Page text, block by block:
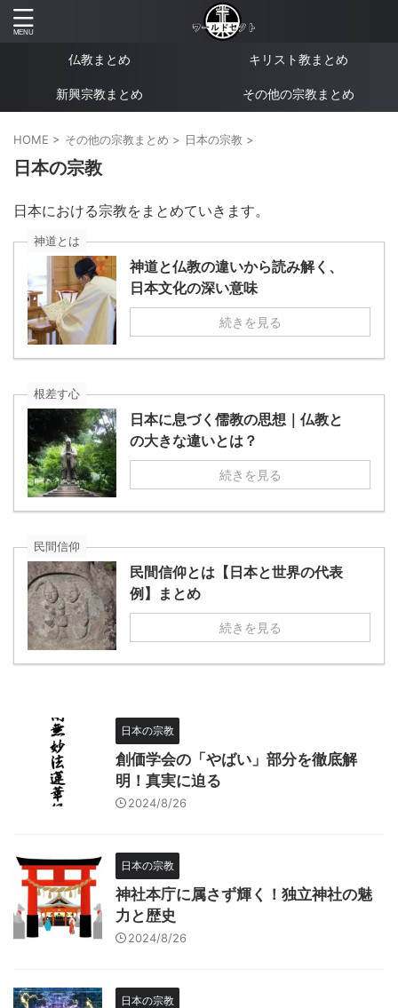
仏教まとめ キリスト教まとめ
新興宗教まとめ その他の宗教まとめ
HOME > その他の宗教まとめ > 日本の宗教 >
日本の宗教
日本における宗教をまとめていきます。
神道とは
神道と仏教の違いから読み解く、
日本文化の深い意味
続きを見る
根差す心
日本に息づく儒教の思想｜仏教と
の大きな違いとは？
続きを見る
民間信仰
民間信仰とは【日本と世界の代表
例】まとめ
続きを見る
日本の宗教
創価学会の「やばい」部分を徹底解
明！真実に迫る
2024/8/26
日本の宗教
神社本庁に属さず輝く！独立神社の魅
力と歴史
2024/8/26
日本の宗教